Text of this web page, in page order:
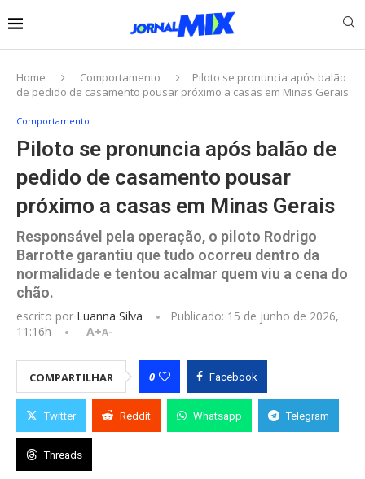
Home Comportamento
Piloto se pronuncia após balão
de pedido de casamento pousar próximo a casas em Minas Gerais
Comportamento
Piloto se pronuncia após balão de
pedido de casamento pousar
próximo a casas em Minas Gerais
Responsável pela operação, o piloto Rodrigo
Barrotte garantiu que tudo ocorreu dentro da
normalidade e tentou acalmar quem viu a cena do
chão.
escrito por Luanna Silva Publicado: 15 de junho de 2026,
11:16h
A+A-
COMPARTILHAR 0 Facebook
Twitter Reddit Whatsapp Telegram
Threads